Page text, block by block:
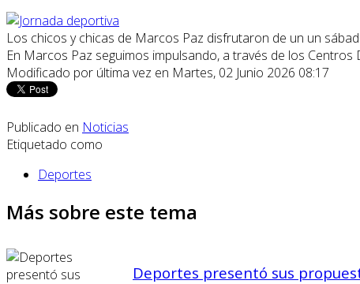
Los chicos y chicas de Marcos Paz disfrutaron de un un
En Marcos Paz seguimos impulsando, a través de los
Modificado por última vez en Martes, 02 Junio 2026 08:17
Publicado en Noticias
Etiquetado como
Deportes
Más sobre este tema
Deportes presentó sus